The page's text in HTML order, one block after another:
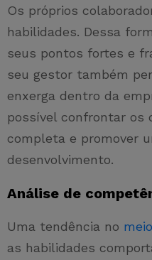
Os próprios
habilidades. Dessa
seus pontos fortes e
seu gestor também
enxerga dentro da
possível confrontar os
completa e promover
desenvolvimento.
Análise de
Uma tendência no
as habilidades